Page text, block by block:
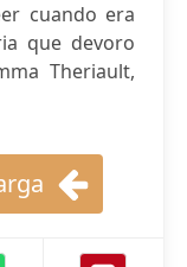
cuando era
que devoro
Theriault,